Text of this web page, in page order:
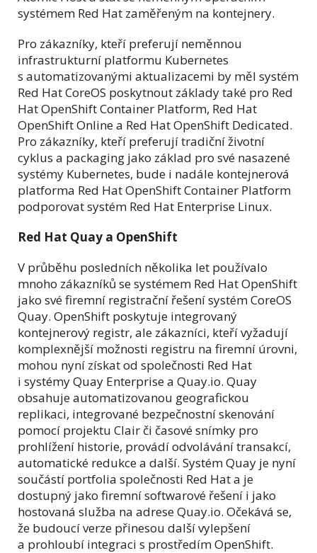
systémem Red Hat zaměřeným na kontejnery.
Pro zákazníky, kteří preferují neměnnou
infrastrukturní platformu Kubernetes
s automatizovanými aktualizacemi by měl systém
Red Hat CoreOS poskytnout základy také pro Red
Hat OpenShift Container Platform, Red Hat
OpenShift Online a Red Hat OpenShift Dedicated.
Pro zákazníky, kteří preferují tradiční životní
cyklus a packaging jako základ pro své nasazené
systémy Kubernetes, bude i nadále kontejnerová
platforma Red Hat OpenShift Container Platform
podporovat systém Red Hat Enterprise Linux.
Red Hat Quay a OpenShift
V průběhu posledních několika let používalo
mnoho zákazníků se systémem Red Hat OpenShift
jako své firemní registrační řešení systém CoreOS
Quay. OpenShift poskytuje integrovaný
kontejnerový registr, ale zákazníci, kteří vyžadují
komplexnější možnosti registru na firemní úrovni,
mohou nyní získat od společnosti Red Hat
i systémy Quay Enterprise a Quay.io. Quay
obsahuje automatizovanou geografickou
replikaci, integrované bezpečnostní skenování
pomocí projektu Clair či časové snímky pro
prohlížení historie, provádí odvolávání transakcí,
automatické redukce a další. Systém Quay je nyní
součástí portfolia společnosti Red Hat a je
dostupný jako firemní softwarové řešení i jako
hostovaná služba na adrese Quay.io. Očekává se,
že budoucí verze přinesou další vylepšení
a prohloubí integraci s prostředím OpenShift.